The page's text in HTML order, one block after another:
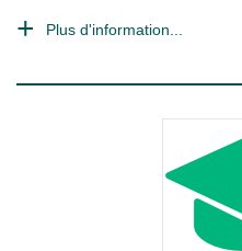
Plus d'information...